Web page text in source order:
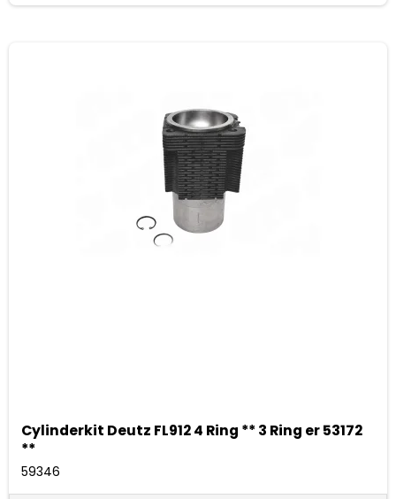
Cylinderkit Deutz FL912 4 Ring ** 3 Ring er 53172
**
59346